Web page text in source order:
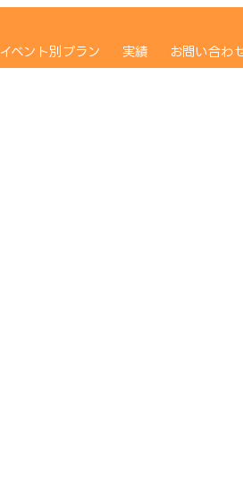
イベント別プラン 実績 お問い合わ